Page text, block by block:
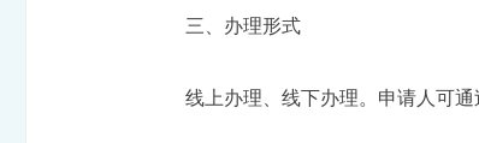
三、办理形式
线上办理、线下办理。申请人可